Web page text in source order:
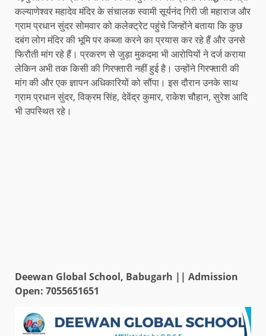
कल्याणेश्वर महादेव मंदिर के संचालक स्वामी सूर्यनंद गिरी जी महाराज और
ग्राम प्रधान सुंदर सोमवार को कलेक्ट्रेट पहुंचे जिन्होंने बताया कि कुछ
दबंग लोग मंदिर की भूमि पर कब्जा करने का प्रयास कर रहे हैं और उनसे
फिरौती मांग रहे हैं। प्रकरण से जुड़ा मुकदमा भी आरोपियों ने दर्ज कराया
लेकिन अभी तक किसी की गिरफ्तारी नहीं हुई है। उन्होंने गिरफ्तारी की
मांग की और एक ज्ञापन अधिकारियों को सौंपा। इस दौरान उनके साथ
ग्राम प्रधान सुंदर, विक्रम सिंह, देवेंद्र कुमार, राकेश चौहान, सुरेश आदि
भी उपस्थित रहे।
Deewan Global School, Babugarh || Admission
Open: 7055651651